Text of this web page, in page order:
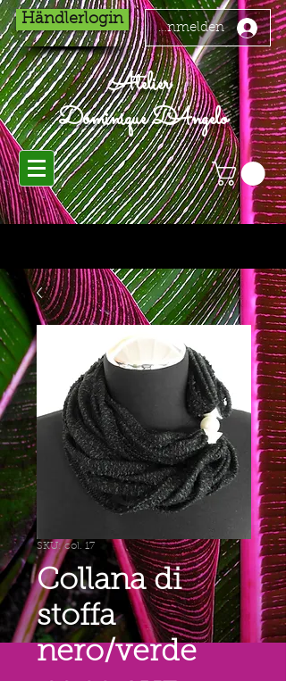
Händlerlogin
Anmelden
Atelier
Dominique D'Angelo
SKU: col. 17
Collana di
stoffa
nero/verde